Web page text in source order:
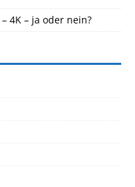
4K – ja oder nein?